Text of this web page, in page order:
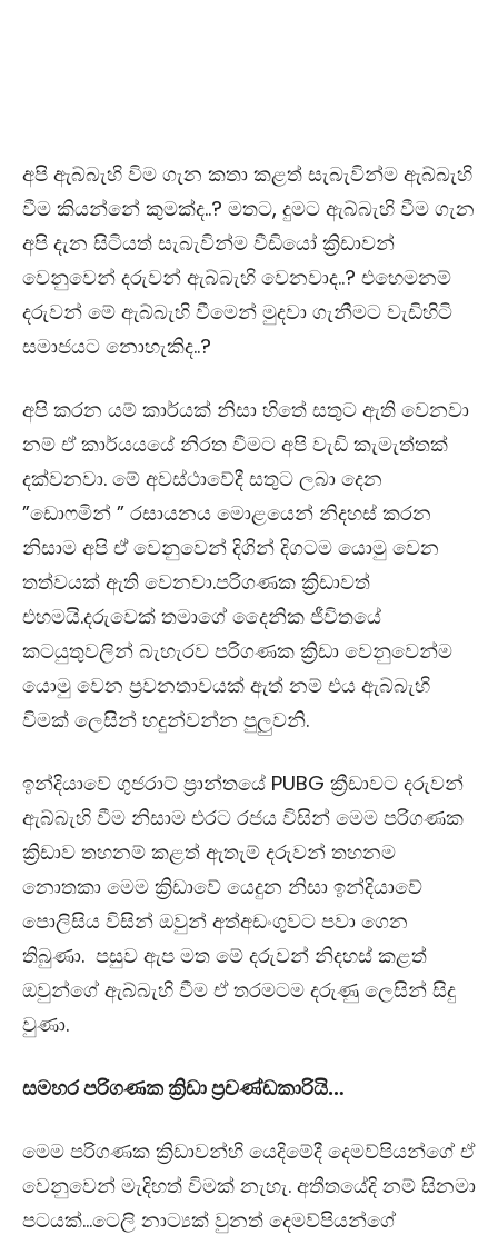
අපි ඇබ්බැහි විම ගැන කතා කළත් සැබැවින්ම ඇබ්බැහි
වීම කියන්නේ කුමක්ද..? මතට, දුමට ඇබ්බැහි වීම ගැන
අපි දැන සිටියත් සැබැවින්ම වීඩියෝ ක්‍රිඩාවන්
වෙනුවෙන් දරුවන් ඇබ්බැහි වෙනවාද..? එහෙමනම්
දරුවන් මේ ඇබ්බැහි වීමෙන් මුදවා ගැනීමට වැඩිහිටි
සමාජයට නොහැකිද..?
අපි කරන යම් කාර්යක් නිසා හිතේ සතුට ඇති වෙනවා
නම් ඒ කාර්යයයේ නිරත වීමට අපි වැඩි කැමැත්තක්
දක්වනවා. මේ අවස්ථාවේදී සතුට ලබා දෙන
”ඩොෆමින් ” රසායනය මොළයෙන් නිදහස් කරන
නිසාම අපි ඒ වෙනුවෙන් දිගින් දිගටම යොමු වෙන
තත්වයක් ඇති වෙනවා.පරිගණක ක්‍රිඩාවත්
එහමයි.දරුවෙක් තමාගේ දෛනික ජීවිතයේ
කටයුතුවලින් බැහැරව පරිගණක ක්‍රිඩා වෙනුවෙන්ම
යොමු වෙන ප්‍රවනතාවයක් ඇත් නම් එය ඇබ්බැහි
විමක් ලෙසින් හදුන්වන්න පුලුවනි.
ඉන්දියාවේ ගුජරාට් ප්‍රාන්තයේ PUBG ක්‍රීඩාවට දරුවන්
ඇබ්බැහි වීම නිසාම එරට රජය විසින් මෙම පරිගණක
ක්‍රිඩාව තහනම් කළත් ඇතැම් දරුවන් තහනම
නොතකා මෙම ක්‍රිඩාවේ යෙදුන නිසා ඉන්දියාවේ
පොලිසිය විසින් ඔවුන් අත්අඩංගුවට පවා ගෙන
තිබුණා. පසුව ඇප මත මේ දරුවන් නිදහස් කළත්
ඔවුන්ගේ ඇබ්බැහි වීම ඒ තරමටම දරුණු ලෙසින් සිදු
වුණා.
සමහර පරිගණක ක්‍රිඩා ප්‍රචණ්ඩකාරියි…
මෙම පරිගණක ක්‍රිඩාවන්හි යෙදිමේදී දෙමව්පියන්ගේ ඒ
වෙනුවෙන් මැදිහත් විමක් නැහැ. අතීතයේදි නම් සිනමා
පටයක්…ටෙලි නාට්‍යක් වුනත් දෙමව්පියන්ගේ